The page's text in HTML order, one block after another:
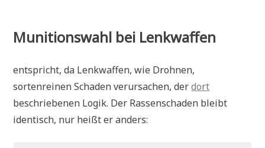
Munitionswahl bei Lenkwaffen
entspricht, da Lenkwaffen, wie Drohnen,
sortenreinen Schaden verursachen, derdort
beschriebenen Logik. Der Rassenschaden bleibt
identisch, nur heißt er anders: